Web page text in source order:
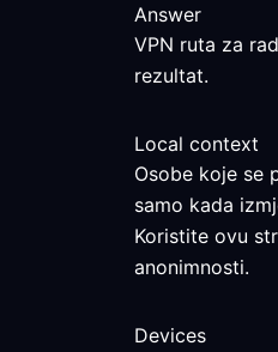
Answer
VPN ruta za
rezultat.
Local context
Osobe koje se
samo kada
Koristite ovu
anonimnosti.
Devices